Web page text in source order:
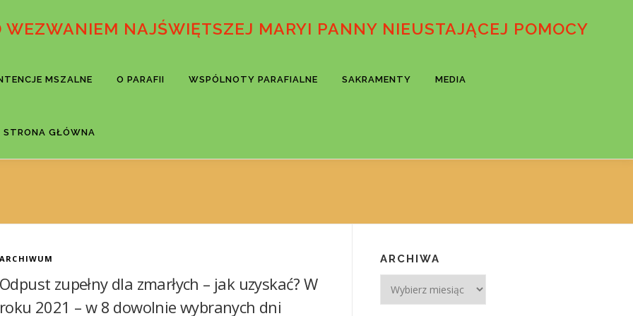
WEZWANIEM NAJŚWIĘTSZEJ MARYI PANNY NIEUSTAJĄCEJ POMOCY
MSZALNE O PARAFII WSPÓLNOTY PARAFIALNE SAKRAMENTY MEDIA
STRONA GŁÓWNA
ARCHIWUM
Odpust zupełny dla zmarłych – jak uzyskać? W
roku 2021 – w 8 dowolnie wybranych dni
ARCHIWA